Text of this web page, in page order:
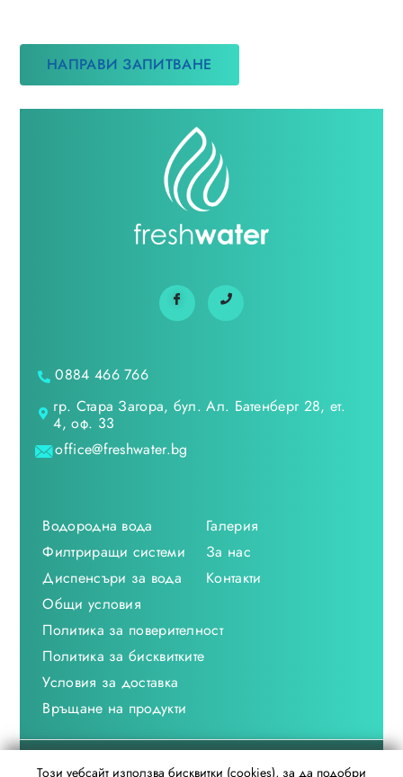
НАПРАВИ ЗАПИТВАНЕ
0884 466 766
гр. Стара Загора, бул. Ал. Батенберг 28, ет.
4, оф. 33
office@freshwater.bg
Водородна вода
Филтриращи системи
Диспенсъри за вода
Галерия
За нас
Контакти
Общи условия
Политика за поверителност
Политика за бисквитките
Условия за доставка
Връщане на продукти
freshwater.bg © 2021
Този уебсайт използва бисквитки (cookies), за да подобри